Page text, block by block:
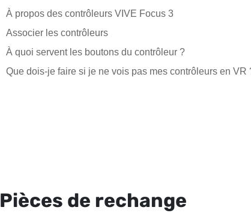
À propos des contrôleurs VIVE Focus 3
Associer les contrôleurs
À quoi servent les boutons du contrôleur ?
Que dois-je faire si je ne vois pas mes contrôleurs en VR
Pièces de rechange